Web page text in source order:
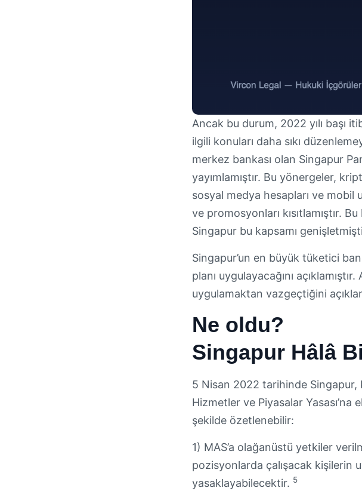
Ancak bu durum, 2022 yılı başı
ilgili konuları daha sıkı
merkez bankası olan Singapur
yayımlamıştır. Bu yönergeler,
sosyal medya hesapları ve mobil
ve promosyonları kısıtlamıştır.
Singapur bu kapsamı
Singapur’un en büyük tüketici
planı uygulayacağını
uygulamaktan vazgeçtiğini
Ne oldu?
Singapur Hâlâ
5 Nisan 2022 tarihinde Singapur,
Hizmetler ve Piyasalar
şekilde özetlenebilir:
1) MAS’a olağanüstü yetkiler
pozisyonlarda çalışacak kişilerin
yasaklayabilecektir. 5